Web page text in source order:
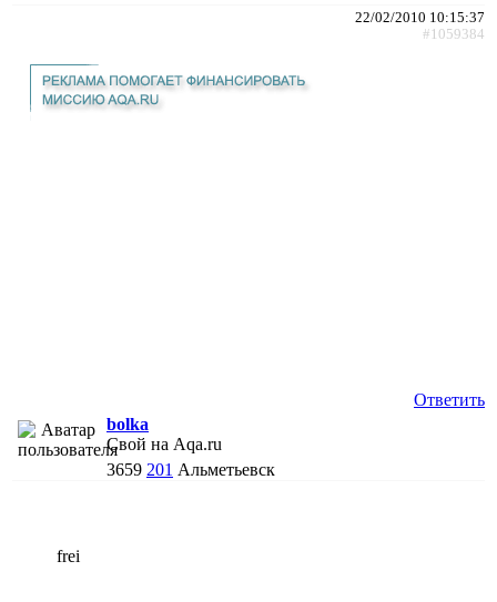
22/02/2010 10:15:37
#1059384
Ответить
bolka
Свой на Aqa.ru
3659 201 Альметьевск
frei